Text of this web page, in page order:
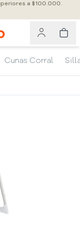
a $100.000.
Cunas Corral